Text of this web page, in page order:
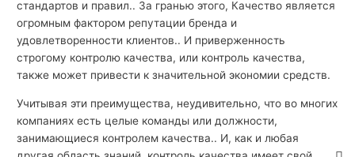
стандартов и правил.. За гранью этого, Качество является
огромным фактором репутации бренда и
удовлетворенности клиентов.. И приверженность
строгому контролю качества, или контроль качества,
также может привести к значительной экономии средств.
Учитывая эти преимущества, неудивительно, что во многих
компаниях есть целые команды или должности,
занимающиеся контролем качества.. И, как и любая